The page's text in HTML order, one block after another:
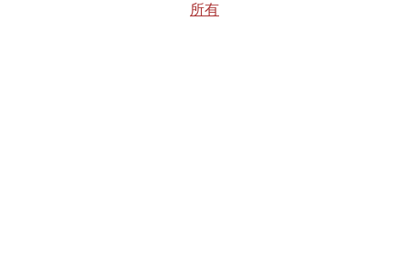
所有